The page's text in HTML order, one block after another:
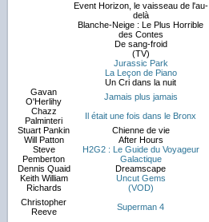
Event Horizon, le vaisseau de l'au-
delà
Blanche-Neige : Le Plus Horrible
des Contes
De sang-froid
(TV)
Jurassic Park
La Leçon de Piano
Un Cri dans la nuit
Gavan
O'Herlihy
Jamais plus jamais
Chazz
Palminteri
Il était une fois dans le Bronx
Stuart Pankin
Chienne de vie
Will Patton
After Hours
Steve
Pemberton
H2G2 : Le Guide du Voyageur
Galactique
Dennis Quaid
Dreamscape
Keith William
Richards
Uncut Gems
(VOD)
Christopher
Reeve
Superman 4